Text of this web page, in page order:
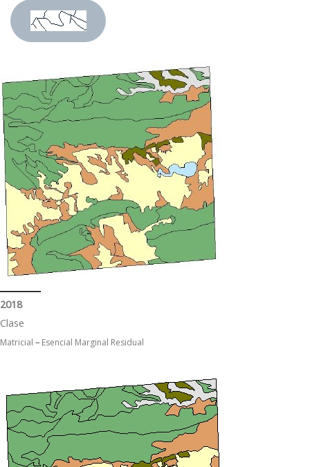
2018
Clase
Matricial – Esencial Marginal Residual